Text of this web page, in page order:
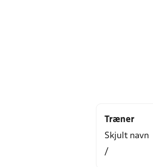
Træner
Skjult navn
/